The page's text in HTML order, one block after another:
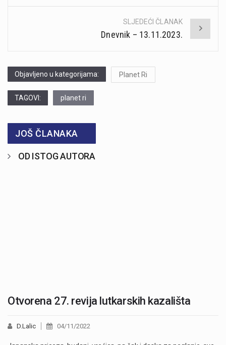
SLJEDEĆI ČLANAK
Dnevnik – 13.11.2023.
Objavljeno u kategorijama: Planet Ri
TAGOVI: planet ri
JOŠ ČLANAKA
OD ISTOG AUTORA
Otvorena 27. revija lutkarskih kazališta
D.Lalic 04/11/2022